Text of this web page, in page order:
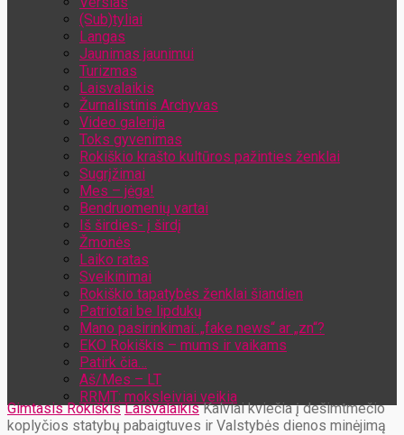
(Sub)tyliai
Langas
Jaunimas jaunimui
Turizmas
Laisvalaikis
Žurnalistinis Archyvas
Video galerija
Toks gyvenimas
Rokiškio krašto kultūros pažinties ženklai
Sugrįžimai
Mes – jėga!
Bendruomenių vartai
Iš širdies- į širdį
Žmonės
Laiko ratas
Sveikinimai
Rokiškio tapatybės ženklai šiandien
Patriotai be lipdukų
Mano pasirinkimai: „fake news“ ar „zn“?
EKO Rokiškis – mums ir vaikams
Patirk čia…
Aš/Mes – LT
RRMT: moksleiviai veikia
Gimtasis Rokiškis Laisvalaikis Kalviai kviečia į dešimtmečio
koplyčios statybų pabaigtuves ir Valstybės dienos minėjimą